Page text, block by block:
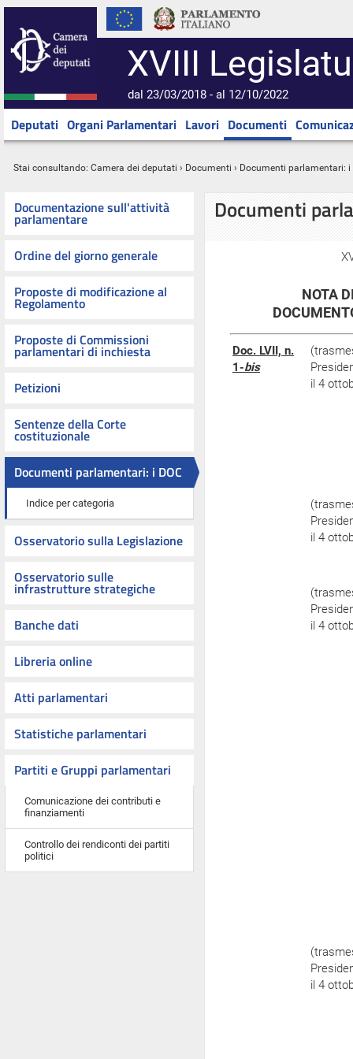
XVIII
dal 23/03/2018 - al 12/10/2022
Deputati Organi Parlamentari Lavori Documenti
Stai consultando: Camera dei deputati › Documenti › Documenti parlamentari: i
Documentazione sull'attività
parlamentare
Ordine del giorno generale
Proposte di modificazione al
Regolamento
Proposte di Commissioni
parlamentari di inchiesta
Petizioni
Sentenze della Corte
costituzionale
Documenti parlamentari: i DOC
Indice per categoria
Osservatorio sulla Legislazione
Osservatorio sulle
infrastrutture strategiche
Banche dati
Libreria online
Atti parlamentari
Statistiche parlamentari
Partiti e Gruppi parlamentari
Comunicazione dei contributi e
finanziamenti
Controllo dei rendiconti dei partiti
politici
Documenti
NOTA
Doc. LVII, n.
1-bis
il 4
il 4
il 4
il 4